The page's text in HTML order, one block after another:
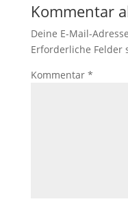
Kommentar
Deine E-Mail-
Erforderliche Felder
Kommentar *